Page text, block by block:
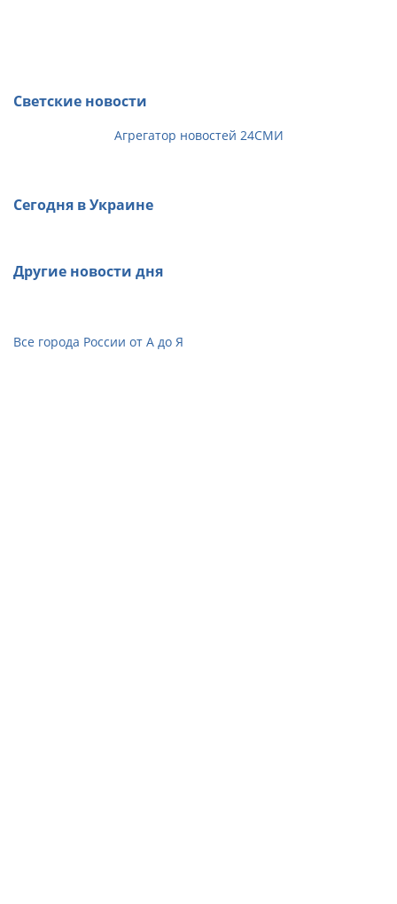
Светские новости
Агрегатор новостей 24СМИ
Сегодня в Украине
Другие новости дня
Все города России от А до Я